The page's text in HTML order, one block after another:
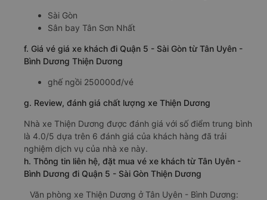
Sài Gòn
Sân bay Tân Sơn Nhất
f. Giá vé giá xe khách đi Quận 5 - Sài Gòn từ Tân Uyên -
Bình Dương Thiện Dương
ghế ngồi 250000đ/vé
g. Review, đánh giá chất lượng xe Thiện Dương
Nhà xe Thiện Dương được đánh giá với số điểm trung bình
là 4.0/5 dựa trên 6 đánh giá của khách hàng đã trải
nghiệm dịch vụ của nhà xe này.
h. Thông tin liên hệ, đặt mua vé xe khách từ Tân Uyên -
Bình Dương đi Quận 5 - Sài Gòn Thiện Dương
Văn phòng xe Thiện Dương ở Tân Uyên - Bình Dương: